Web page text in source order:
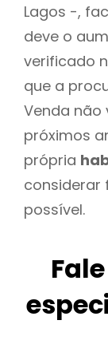
Lagos -,
deve o
verificado
que a
Venda não
próximos
própria
considerar
possível.